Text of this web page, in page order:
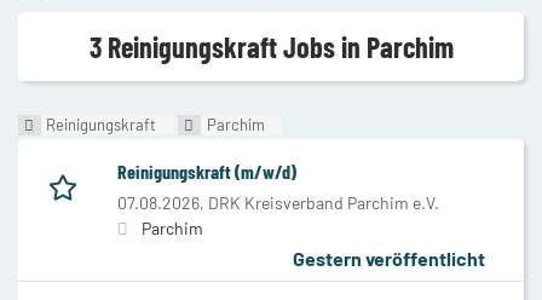
3 Reinigungskraft Jobs in Parchim
Reinigungskraft Parchim
Reinigungskraft (m/w/d)
07.08.2026, DRK Kreisverband Parchim e.V.
Parchim
Gestern veröffentlicht